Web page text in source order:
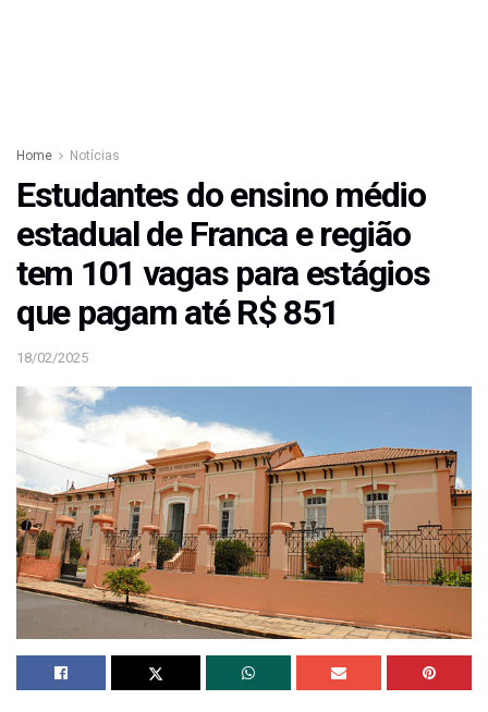
Home Notícias
Estudantes do ensino médio
estadual de Franca e região
tem 101 vagas para estágios
que pagam até R$ 851
18/02/2025